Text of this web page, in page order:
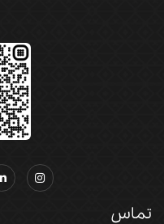
تماس